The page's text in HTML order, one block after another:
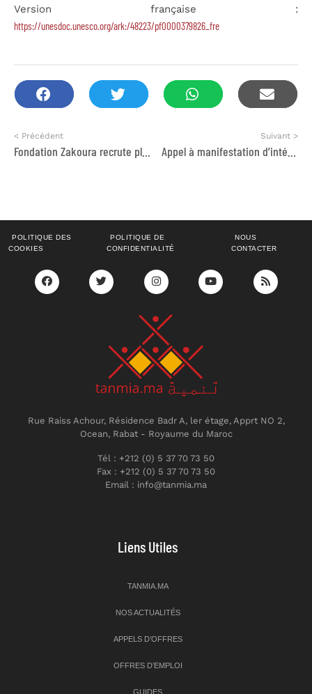
Version française :
https://unesdoc.unesco.org/ark:/48223/pf0000379826_fre
< Précédent Suivant >
POLITIQUE DES
COOKIES
POLITIQUE DE
CONFIDENTIALITÉ
NOUS
CONTACTER
Rue Raiss Achour, Résidence Badr A, ler étage, Apprt NO 2,
Ocean, Rabat - Royaume du Maroc
Tél : +212 (0) 5 37 70 73 50
Fax : +212 (0) 5 37 70 73 50
Email : info@tanmia.ma
Liens Utiles
TANMIA.MA
NOS ACTUALITÉS
APPELS D’OFFRES
OFFRES D’EMPLOI
GUIDES